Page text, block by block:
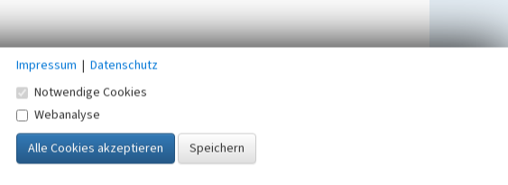
Impressum | Datenschutz
Notwendige Cookies
Webanalyse